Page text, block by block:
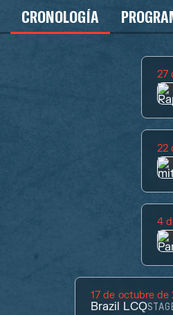
CRONOLOGÍA
27
22
4
17 de octubre de
Brazil LCQ